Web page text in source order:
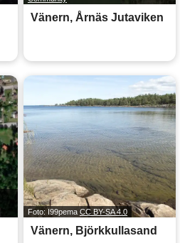
Vänern, Årnäs Jutaviken
Foto: I99pema CC BY-SA 4.0
Vänern, Björkkullasand